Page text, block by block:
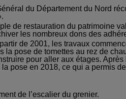
du Département du Nord
de restauration du patrimoine
les nombreux dons des
de 2001, les travaux
pose de tomettes au rez de
pour aller aux étages.
pose en 2018, ce qui a permis
de l’escalier du grenier.